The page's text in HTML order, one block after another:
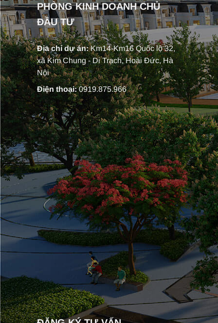
PHÒNG KINH DOANH CHỦ
ĐẦU TƯ
Địa chỉ dự án:Km14-Km16 Quốc lộ 32,
xã Kim Chung - Di Trạch, Hoài Đức, Hà
Nội
Điện thoại:0919.875.966